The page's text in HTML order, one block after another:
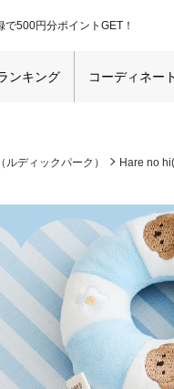
で500円分ポイントGET！
ンキング コーディネート
ルディックパーク） Hare no